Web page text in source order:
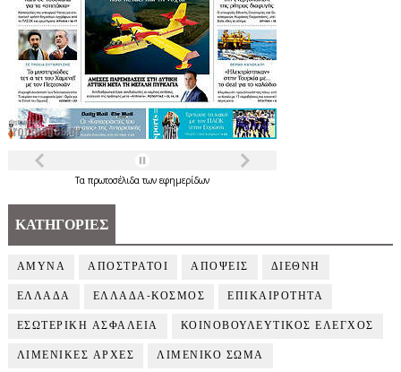
Τα πρωτοσέλιδατων εφημερίδων
ΚΑΤΗΓΟΡΙΕΣ
ΑΜΥΝΑ ΑΠΟΣΤΡΑΤΟΙ ΑΠΟΨΕΙΣ ΔΙΕΘΝΗ
ΕΛΛΑΔΑ ΕΛΛΑΔΑ-ΚΟΣΜΟΣ ΕΠΙΚΑΙΡΟΤΗΤΑ
ΕΣΩΤΕΡΙΚΗ ΑΣΦΑΛΕΙΑ ΚΟΙΝΟΒΟΥΛΕΥΤΙΚΟΣ ΕΛΕΓΧΟΣ
ΛΙΜΕΝΙΚΕΣ ΑΡΧΕΣ ΛΙΜΕΝΙΚΟ ΣΩΜΑ